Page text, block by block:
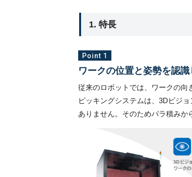
1. 特長
Point 1
ワークの位置と姿勢を認
従来のロボットでは、ワークの向
ピッキングシステムは、3Dビジ
ありません。そのためバラ積みか